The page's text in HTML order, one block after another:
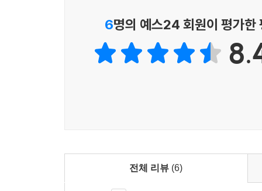
6명의 예스24 회원이 평가한
전체 리뷰 (6)